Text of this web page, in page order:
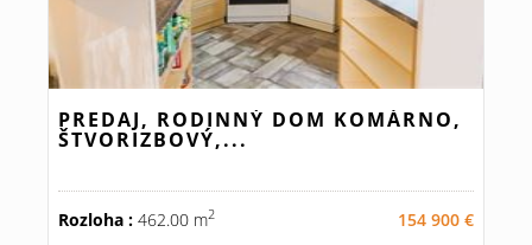
PREDAJ, RODINNÝ DOM KOMÁRNO,
ŠTVORIZBOVÝ,...
Rozloha : 462.00 m2
154 900 €